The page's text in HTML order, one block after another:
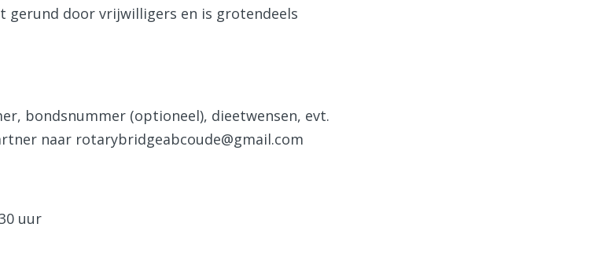
gerund door vrijwilligers en is grotendeels
bondsnummer (optioneel), dieetwensen, evt.
naar rotarybridgeabcoude@gmail.com
uur